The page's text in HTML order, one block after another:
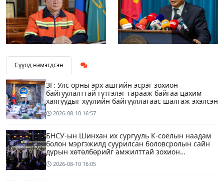
Сүүлд нэмэгдсэн
ЗГ: Улс орны эрх ашгийн эсрэг зохион
байгуулалттай гүтгэлэг тарааж байгаа цахим
хаягуудыг хуулийн байгууллагаас шалгаж эхэлсэн
2026-08-10 16:57
БНСУ-ын Шинхан их сургууль К-соёлын наадам
болон мэргэжилд суурилсан боловсролын сайн
дурын хөтөлбөрийг амжилттай зохион
байгууллаа
2026-08-10 16:05